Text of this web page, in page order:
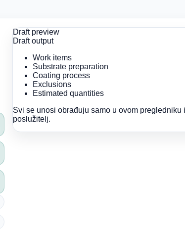
Draft preview
Draft output
Work items
Substrate preparation
Coating process
Exclusions
Estimated quantities
Svi se unosi obrađuju samo u ovom pregledniku
poslužitelj.